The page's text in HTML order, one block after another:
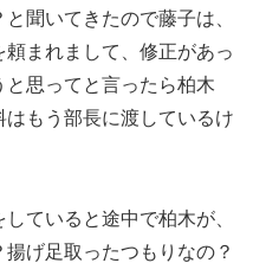
聞いてきたので藤子は、
まれまして、修正があっ
思ってと言ったら柏木
もう部長に渡しているけ
ていると途中で柏木が、
げ足取ったつもりなの？